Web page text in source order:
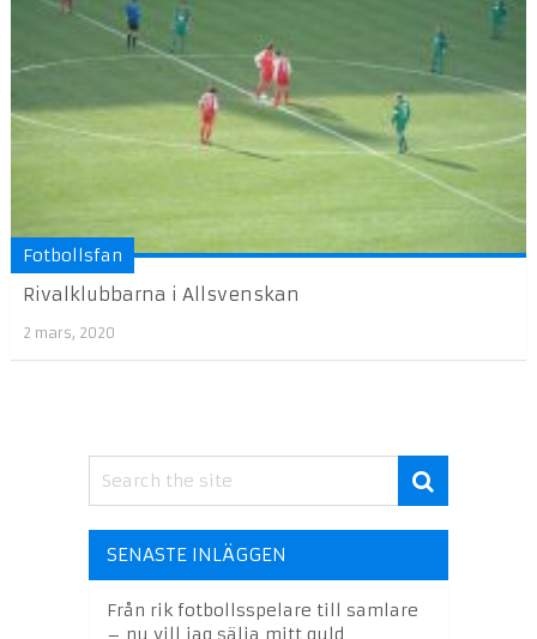
Fotbollsfan
Rivalklubbarna i Allsvenskan
2 mars, 2020
SENASTE INLÄGGEN
Från rik fotbollsspelare till samlare
– nu vill jag sälja mitt guld